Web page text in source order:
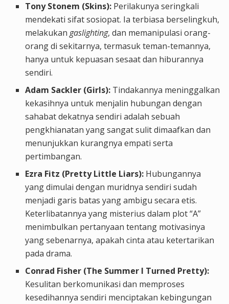
Tony Stonem (Skins): Perilakunya seringkali
mendekati sifat sosiopat. Ia terbiasa berselingkuh,
melakukangaslighting, dan memanipulasi orang-
orang di sekitarnya, termasuk teman-temannya,
hanya untuk kepuasan sesaat dan hiburannya
sendiri.
Adam Sackler (Girls): Tindakannya meninggalkan
kekasihnya untuk menjalin hubungan dengan
sahabat dekatnya sendiri adalah sebuah
pengkhianatan yang sangat sulit dimaafkan dan
menunjukkan kurangnya empati serta
pertimbangan.
Ezra Fitz (Pretty Little Liars): Hubungannya
yang dimulai dengan muridnya sendiri sudah
menjadi garis batas yang ambigu secara etis.
Keterlibatannya yang misterius dalam plot “A”
menimbulkan pertanyaan tentang motivasinya
yang sebenarnya, apakah cinta atau ketertarikan
pada drama.
Conrad Fisher (The Summer I Turned Pretty):
Kesulitan berkomunikasi dan memproses
kesedihannya sendiri menciptakan kebingungan